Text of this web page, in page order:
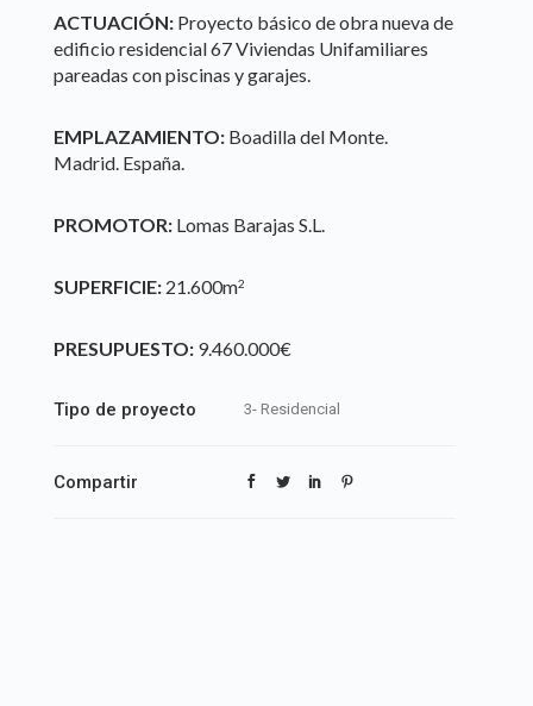
ACTUACIÓN: Proyecto básico de obra nueva de
edificio residencial 67 Viviendas Unifamiliares
pareadas con piscinas y garajes.
EMPLAZAMIENTO: Boadilla del Monte.
Madrid. España.
PROMOTOR: Lomas Barajas S.L.
SUPERFICIE: 21.600m2
PRESUPUESTO: 9.460.000€
Tipo de proyecto 3- Residencial
Compartir